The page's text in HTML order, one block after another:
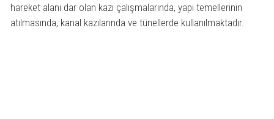
hareket alanı dar olan kazı çalışmalarında, yapı temellerinin
atılmasında, kanal kazılarında ve tünellerde kullanılmaktadır.